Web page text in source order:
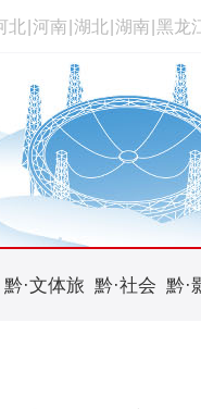
北 河南 湖北 湖南 黑龙
黔·文体旅 黔·社会 黔·